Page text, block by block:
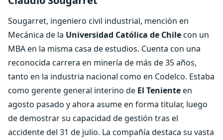
Sougarret, ingeniero civil industrial, mención en
Mecánica de la Universidad Católica de Chilecon un
MBA en la misma casa de estudios. Cuenta con una
reconocida carrera en minería de más de 35 años,
tanto en la industria nacional como en Codelco. Estaba
como gerente general interino de El Tenienteen
agosto pasado y ahora asume en forma titular, luego
de demostrar su capacidad de gestión tras el
accidente del 31 de julio. La compañía destaca su vasta